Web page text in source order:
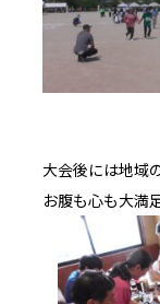
大会後には地域
お腹も心も大満